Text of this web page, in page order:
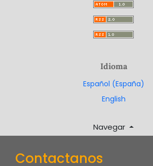
Idioma
Español (España)
English
Navegar
Contactanos